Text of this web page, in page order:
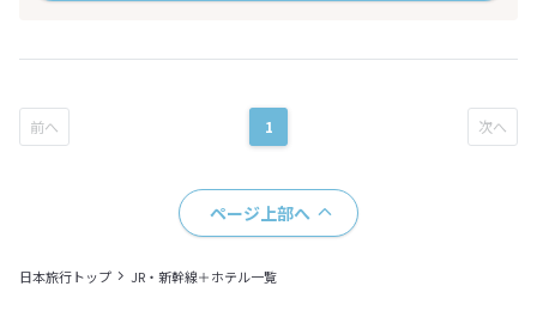
1
ページ上部へ
日本旅行トップ JR・新幹線＋ホテル一覧